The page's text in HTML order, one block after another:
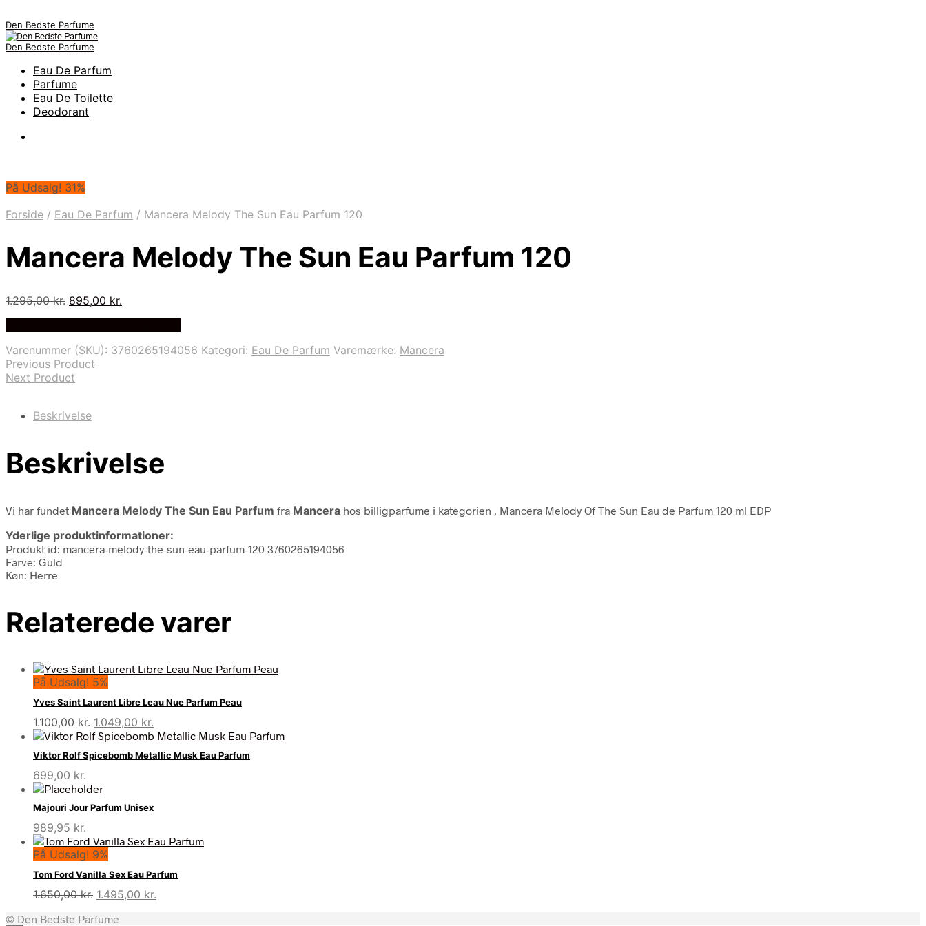
Den Bedste Parfume
Den Bedste Parfume
Eau De Parfum
Parfume
Eau De Toilette
Deodorant
På Udsalg! 31%
Forside / Eau De Parfum / Mancera Melody The Sun Eau Parfum 120
Mancera Melody The Sun Eau Parfum 120
1.295,00kr. Den
1.295,00 kr..
895,00 kr.
895,00 kr..
Varenummer (SKU): 3760265194056 Kategori: Eau De Parfum Varemærke: Mancera
Previous Product
Next Product
Beskrivelse
Beskrivelse
Vi har fundet Mancera Melody The Sun Eau Parfum fra Mancera hos billigparfume i kategorien . Mancera Melody Of The Sun Eau de Parfum 120 ml EDP
Yderlige produktinformationer:
Produkt id: mancera-melody-the-sun-eau-parfum-120 3760265194056
Farve: Guld
Køn: Herre
Relaterede varer
På Udsalg! 5%
Yves Saint Laurent Libre Leau Nue Parfum Peau
1.100,00kr. Den
oprindelige
pris
var:
1.049,00 kr.
aktuelle
pris
er:
Viktor Rolf Spicebomb Metallic Musk Eau Parfum
699,00 kr.
Majouri Jour Parfum Unisex
989,95 kr.
På Udsalg! 9%
Tom Ford Vanilla Sex Eau Parfum
1.650,00kr. Den
pris
1.495,00 kr.
© Den Bedste Parfume